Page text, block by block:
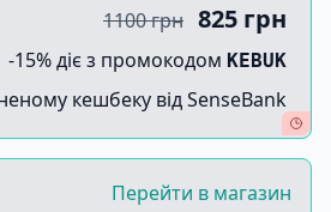
1100 грн 825 грн
-15% діє з промокодом KEBUK
кешбеку від SenseBank
Перейти в магазин